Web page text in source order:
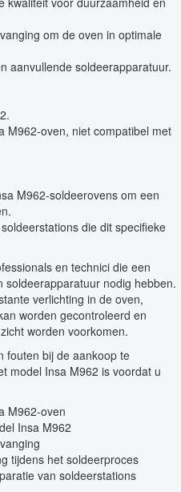
om de oven in optimale
aanvullende soldeerapparatuur.
M962-oven, niet compatibel met
M962-soldeerovens om een
die dit specifieke
en technici die een
soldeerapparatuur nodig hebben.
verlichting in de oven,
worden gecontroleerd en
worden voorkomen.
fouten bij de aankoop te
model Insa M962 is voordat u
M962-oven
Insa M962
tijdens het soldeerproces
van soldeerstations